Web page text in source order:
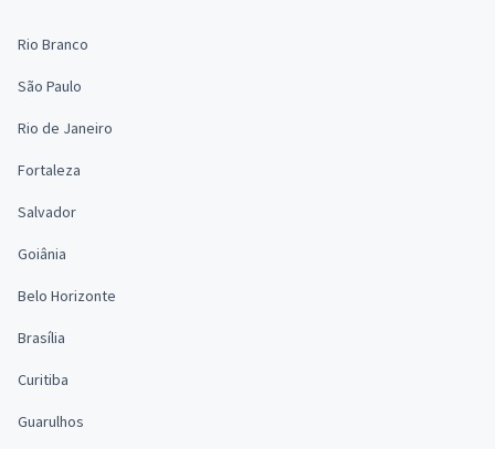
Rio Branco
São Paulo
Rio de Janeiro
Fortaleza
Salvador
Goiânia
Belo Horizonte
Brasília
Curitiba
Guarulhos